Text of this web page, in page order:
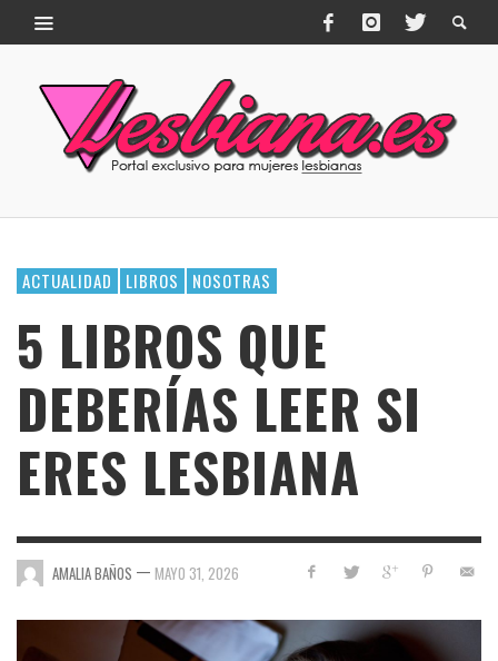
ACTUALIDAD LIBROS NOSOTRAS
5 LIBROS QUE
DEBERÍAS LEER SI
ERES LESBIANA
AMALIA BAÑOS — MAYO 31, 2026